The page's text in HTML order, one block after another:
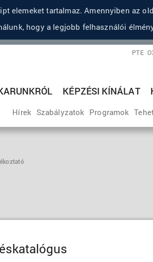
elemeket tartalmaz. Amennyiben az
hogy a legjobb felhasználói
PTE
KÉPZÉSI KÍNÁLAT
Hírek Szabályzatok Programok